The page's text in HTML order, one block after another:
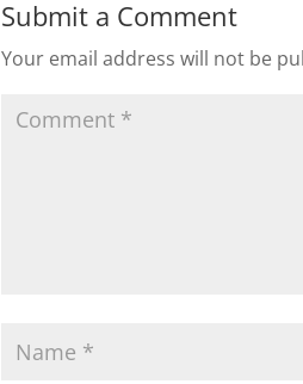
Submit a Comment
Your email address will not be